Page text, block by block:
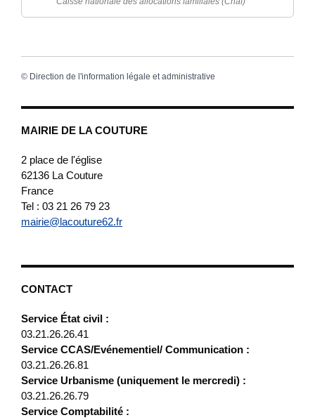
MAIRIE DE LA COUTURE
2 place de l'église
62136 La Couture
France
Tel : 03 21 26 79 23
mairie@lacouture62.fr
CONTACT
Service État civil :
03.21.26.26.41
Service CCAS/Evénementiel/ Communication :
03.21.26.26.81
Service Urbanisme (uniquement le mercredi) :
03.21.26.26.79
Service Comptabilité :
© Direction de l'information légale et administrative